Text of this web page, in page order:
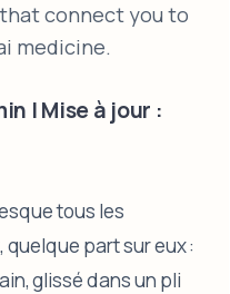
connect you to
medicine.
| Mise à jour :
tous les
part sur eux :
glissé dans un pli